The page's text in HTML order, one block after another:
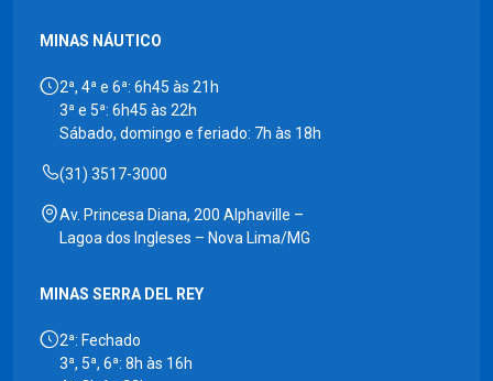
MINAS NÁUTICO
2ª, 4ª e 6ª: 6h45 às 21h
3ª e 5ª: 6h45 às 22h
Sábado, domingo e feriado: 7h às 18h
(31) 3517-3000
Av. Princesa Diana, 200 Alphaville –
Lagoa dos Ingleses – Nova Lima/MG
MINAS SERRA DEL REY
2ª: Fechado
3ª, 5ª, 6ª: 8h às 16h